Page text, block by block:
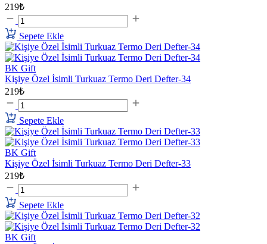
219₺
Sepete Ekle
BK Gift
Kişiye Özel İsimli Turkuaz Termo Deri Defter-34
219₺
Sepete Ekle
BK Gift
Kişiye Özel İsimli Turkuaz Termo Deri Defter-33
219₺
Sepete Ekle
BK Gift